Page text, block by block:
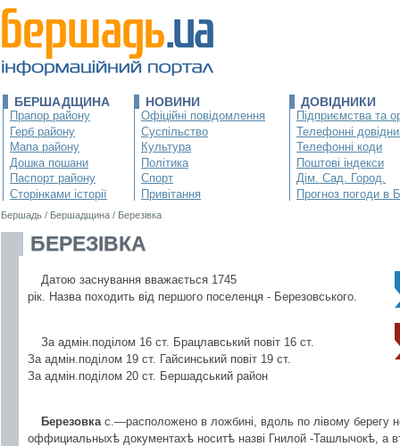
БЕРШАДЩИНА
Прапор району
Герб району
Мапа району
Дошка пошани
Паспорт району
Сторінками історії
НОВИНИ
Офіційні повідомлення
Суспільство
Культура
Політика
Спорт
Привітання
ДОВІДНИКИ
Підприємства та
Телефонні
Телефонні коди
Поштові індекси
Дім. Сад. Город.
Прогноз погоди в
Бершадь / Бершадщина / Березівка
БЕРЕЗІВКА
Датою заснування вважається 1745
рік. Назва походить від першого поселенця - Березовського.
За адмін.поділом 16 ст. Брацлавський повіт 16 ст.
За адмін.поділом 19 ст. Гайсинський повіт 19 ст.
За адмін.поділом 20 ст. Бершадський район
Березовка с.—расположено в ложбині, вдоль по лівому берегу
оффициальныхѣ документахѣ носитѣ назві Гнилой -Ташлычокѣ, а